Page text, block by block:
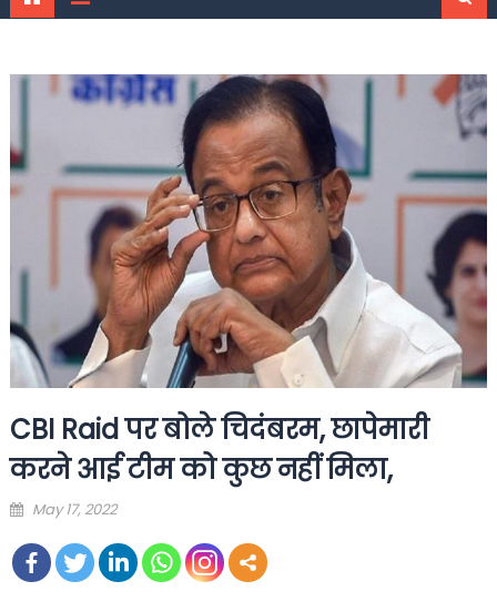
CBI Raid पर बोले चिदंबरम, छापेमारी
करने आई टीम को कुछ नहीं मिला,
Posted
May 17, 2022